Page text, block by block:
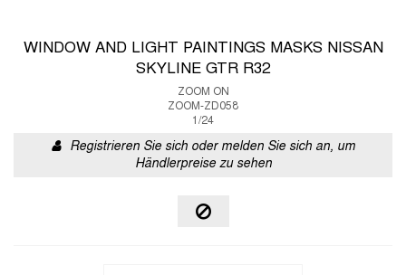
WINDOW AND LIGHT PAINTINGS MASKS NISSAN
SKYLINE GTR R32
ZOOM ON
ZOOM-ZD058
1/24
Registrieren Sie sich oder melden Sie sich an, um
Händlerpreise zu sehen